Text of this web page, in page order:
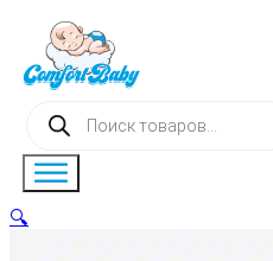
Поиск
товаров
🔍